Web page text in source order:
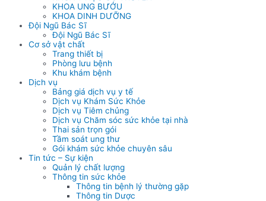
KHOA UNG BƯỚU
KHOA DINH DƯỠNG
Đội Ngũ Bác Sĩ
Đội Ngũ Bác Sĩ
Cơ sở vật chất
Trang thiết bị
Phòng lưu bệnh
Khu khám bệnh
Dịch vụ
Bảng giá dịch vụ y tế
Dịch vụ Khám Sức Khỏe
Dịch vụ Tiêm chủng
Dịch vụ Chăm sóc sức khỏe tại nhà
Thai sản trọn gói
Tầm soát ung thư
Gói khám sức khỏe chuyên sâu
Tin tức – Sự kiện
Quản lý chất lượng
Thông tin sức khỏe
Thông tin bệnh lý thường gặp
Thông tin Dược